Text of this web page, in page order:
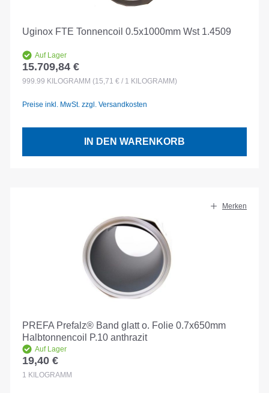
Uginox FTE Tonnencoil 0.5x1000mm Wst 1.4509
Auf Lager
Regulärer Preis:
15.709,84 €
999.99 KILOGRAMM (15,71 € / 1 KILOGRAMM)
Preise inkl. MwSt. zzgl. Versandkosten
IN DEN WARENKORB
Merken
PREFA Prefalz® Band glatt o. Folie 0.7x650mm
Halbtonnencoil P.10 anthrazit
Auf Lager
Regulärer Preis:
19,40 €
1 KILOGRAMM